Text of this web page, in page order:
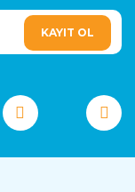
KAYIT OL